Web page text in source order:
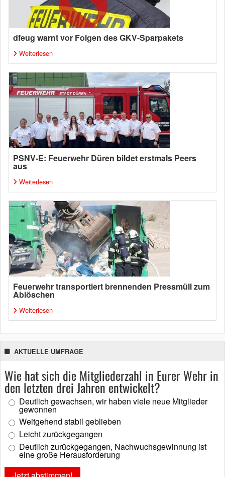
dfeug warnt vor Folgen des GKV-Sparpakets
Weiterlesen
PSNV-E: Feuerwehr Düren bildet erstmals Peers
aus
Weiterlesen
Feuerwehr transportiert brennenden Pressmüll zum
Ablöschen
Weiterlesen
AKTUELLE UMFRAGE
Wie hat sich die Mitgliederzahl in Eurer Wehr in
den letzten drei Jahren entwickelt?
Deutlich gewachsen, wir haben viele neue Mitglieder
gewonnen
Weitgehend stabil geblieben
Leicht zurückgegangen
Deutlich zurückgegangen, Nachwuchsgewinnung ist
eine große Herausforderung